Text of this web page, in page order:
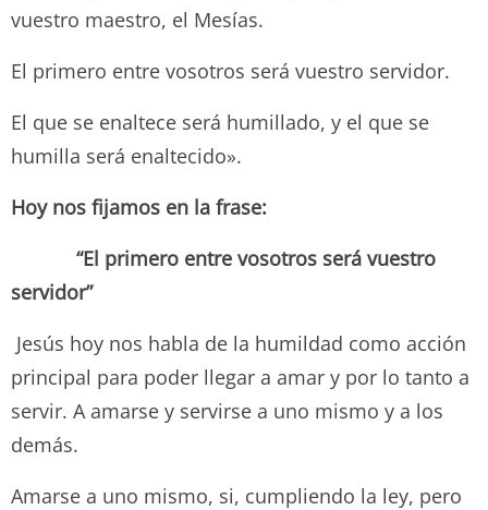
vuestro maestro, el Mesías.
El primero entre vosotros será vuestro servidor.
El que se enaltece será humillado, y el que se
humilla será enaltecido».
Hoy nos fijamos en la frase:
“El primero entre vosotros será vuestro
servidor”
Jesús hoy nos habla de la humildad como acción
principal para poder llegar a amar y por lo tanto a
servir. A amarse y servirse a uno mismo y a los
demás.
Amarse a uno mismo, si, cumpliendo la ley, pero